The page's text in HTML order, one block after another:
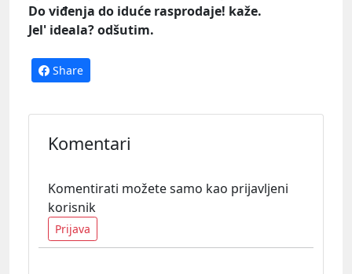
Do viđenja do iduće rasprodaje! kaže.
Jel' ideala? odšutim.
Share
Komentari
Komentirati možete samo kao prijavljeni
korisnik
Prijava